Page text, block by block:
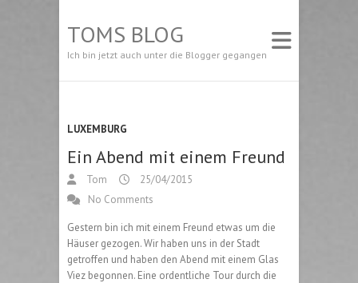
TOMS BLOG
Ich bin jetzt auch unter die Blogger gegangen
LUXEMBURG
Ein Abend mit einem Freund
Tom
25/04/2015
No Comments
Gestern bin ich mit einem Freund etwas um die
Häuser gezogen. Wir haben uns in der Stadt
getroffen und haben den Abend mit einem Glas
Viez begonnen. Eine ordentliche Tour durch die